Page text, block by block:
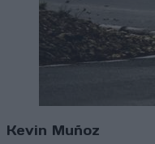
Kevin Muñoz